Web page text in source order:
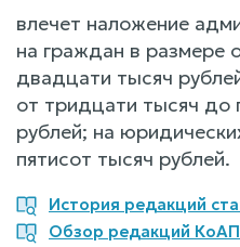
влечет наложение
на граждан в размере
двадцати тысяч
от тридцати тысяч до
рублей; на
пятисот тысяч рублей.
История редакций
Обзор редакций